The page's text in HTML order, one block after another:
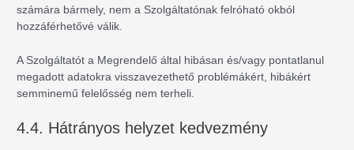
számára bármely, nem a Szolgáltatónak felróható okból
hozzáférhetővé válik.
A Szolgáltatót a Megrendelő által hibásan és/vagy pontatlanul
megadott adatokra visszavezethető problémákért, hibákért
semminemű felelősség nem terheli.
4.4. Hátrányos helyzet kedvezmény